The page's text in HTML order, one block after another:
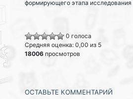
формирующего этапа исследования
0 голоса
Средняя оценка: 0,00 из 5
18006 просмотров
ОСТАВЬТЕ КОММЕНТАРИЙ